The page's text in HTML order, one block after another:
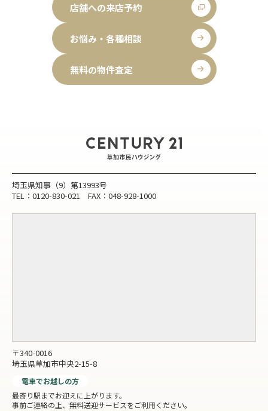
店舗への来店予約
お悩み・各種相談
無料の物件査定
埼玉県知事（9）第13993号
TEL：0120-830-021 FAX：048-928-1000
〒340-0016
埼玉県草加市中央2-15-8
電車でお越しの方
最寄り駅までお迎えに上がります。
事前ご連絡の上、無料送迎サービスをご利用ください。